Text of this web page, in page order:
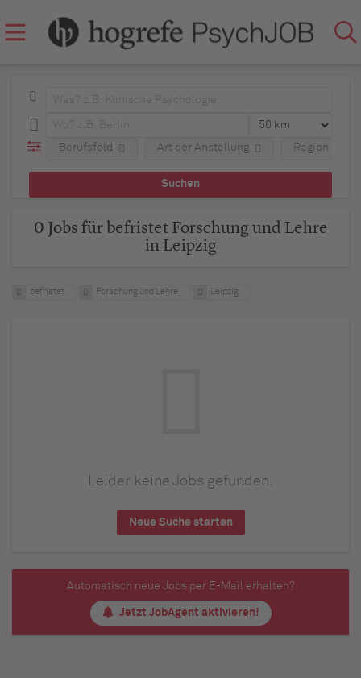
Berufsfeld Art der Anstellung Region
0 Jobs für befristet Forschung und Lehre
in Leipzig
befristet Forschung und Lehre Leipzig
Leider keine Jobs gefunden.
Neue Suche starten
Automatisch neue Jobs per E-Mail erhalten?
Jetzt JobAgent aktivieren!